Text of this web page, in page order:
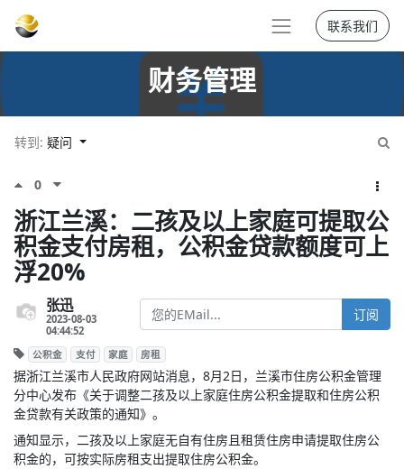
联系我们
财务管理
转到: 疑问
0
浙江兰溪：二孩及以上家庭可提取公
积金支付房租，公积金贷款额度可上
浮20%
张迅
2023-08-03
04:44:52
订阅
公积金 支付 家庭 房租
据浙江兰溪市人民政府网站消息，8月2日，兰溪市住房公积金管理
分中心发布《关于调整二孩及以上家庭住房公积金提取和住房公积
金贷款有关政策的通知》。
通知显示，二孩及以上家庭无自有住房且租赁住房申请提取住房公
积金的，可按实际房租支出提取住房公积金。